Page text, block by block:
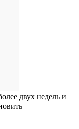
двух недель и